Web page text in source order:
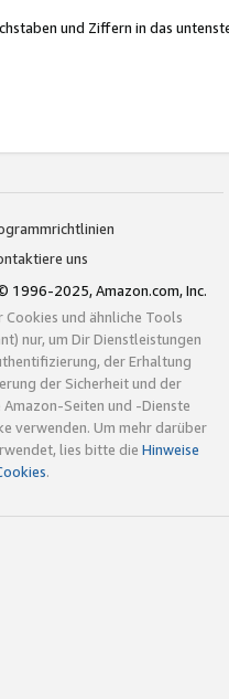
und Ziffern in das
uns
1996-2025, Amazon.com, Inc.
und ähnliche Tools
nur, um Dir Dienstleistungen
der Erhaltung
der Sicherheit und der
Seiten und -Dienste
verwenden. Um mehr darüber
lies bitte die Hinweise
.